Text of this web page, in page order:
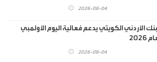
2026-08-04
الأردني الكويتي يدعم فعالية اليوم الأولمبي
2026
2026-08-04